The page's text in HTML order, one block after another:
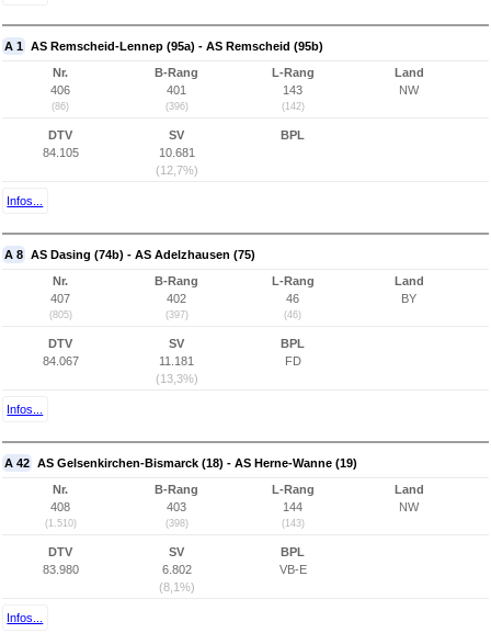
A 1 AS Remscheid-Lennep (95a) - AS Remscheid (95b)
Nr.
406
(86)
B-Rang
401
(396)
L-Rang
143
(142)
Land
NW
DTV
84.105
SV
10.681
(12,7%)
BPL
Infos...
A 8 AS Dasing (74b) - AS Adelzhausen (75)
Nr.
407
(805)
B-Rang
402
(397)
L-Rang
46
(46)
Land
BY
DTV
84.067
SV
11.181
(13,3%)
BPL
FD
Infos...
A 42 AS Gelsenkirchen-Bismarck (18) - AS Herne-Wanne (19)
Nr.
408
(1.510)
B-Rang
403
(398)
L-Rang
144
(143)
Land
NW
DTV
83.980
SV
6.802
(8,1%)
BPL
VB-E
Infos...